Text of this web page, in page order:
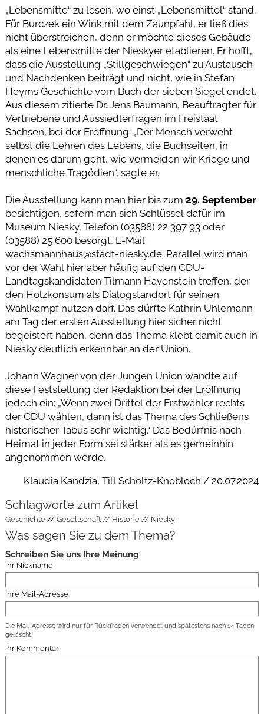
„Lebensmitte“ zu lesen, wo einst „Lebensmittel“ stand.
Für Burczek ein Wink mit dem Zaunpfahl, er ließ dies
nicht überstreichen, denn er möchte dieses Gebäude
als eine Lebensmitte der Nieskyer etablieren. Er hofft,
dass die Ausstellung „Stillgeschwiegen“ zu Austausch
und Nachdenken beiträgt und nicht, wie in Stefan
Heyms Geschichte vom Buch der sieben Siegel endet.
Aus diesem zitierte Dr. Jens Baumann, Beauftragter für
Vertriebene und Aussiedlerfragen im Freistaat
Sachsen, bei der Eröffnung: „Der Mensch verweht
selbst die Lehren des Lebens, die Buchseiten, in
denen es darum geht, wie vermeiden wir Kriege und
menschliche Tragödien“, sagte er.
Die Ausstellung kann man hier bis zum 29. September
besichtigen, sofern man sich Schlüssel dafür im
Museum Niesky, Telefon (03588) 22 397 93 oder
(03588) 25 600 besorgt, E-Mail:
wachsmannhaus@stadt-niesky.de. Parallel wird man
vor der Wahl hier aber häufig auf den CDU-
Landtagskandidaten Tilmann Havenstein treffen, der
den Holzkonsum als Dialogstandort für seinen
Wahlkampf nutzen darf. Das dürfte Kathrin Uhlemann
am Tag der ersten Ausstellung hier sicher nicht
begeistert haben, denn das Thema klebt damit auch in
Niesky deutlich erkennbar an der Union.
Johann Wagner von der Jungen Union wandte auf
diese Feststellung der Redaktion bei der Eröffnung
jedoch ein: „Wenn zwei Drittel der Erstwähler rechts
der CDU wählen, dann ist das Thema des Schließens
historischer Tabus sehr wichtig.“ Das Bedürfnis nach
Heimat in jeder Form sei stärker als es gemeinhin
angenommen werde.
Klaudia Kandzia, Till Scholtz-Knobloch / 20.07.2024
Schlagworte zum Artikel
Geschichte Gesellschaft Historie Niesky
Was sagen Sie zu dem Thema?
Schreiben Sie uns Ihre Meinung
Ihr Nickname
Ihre Mail-Adresse
Die Mail-Adresse wird nur für Rückfragen verwendet und spätestens nach 14 Tagen
gelöscht.
Ihr Kommentar